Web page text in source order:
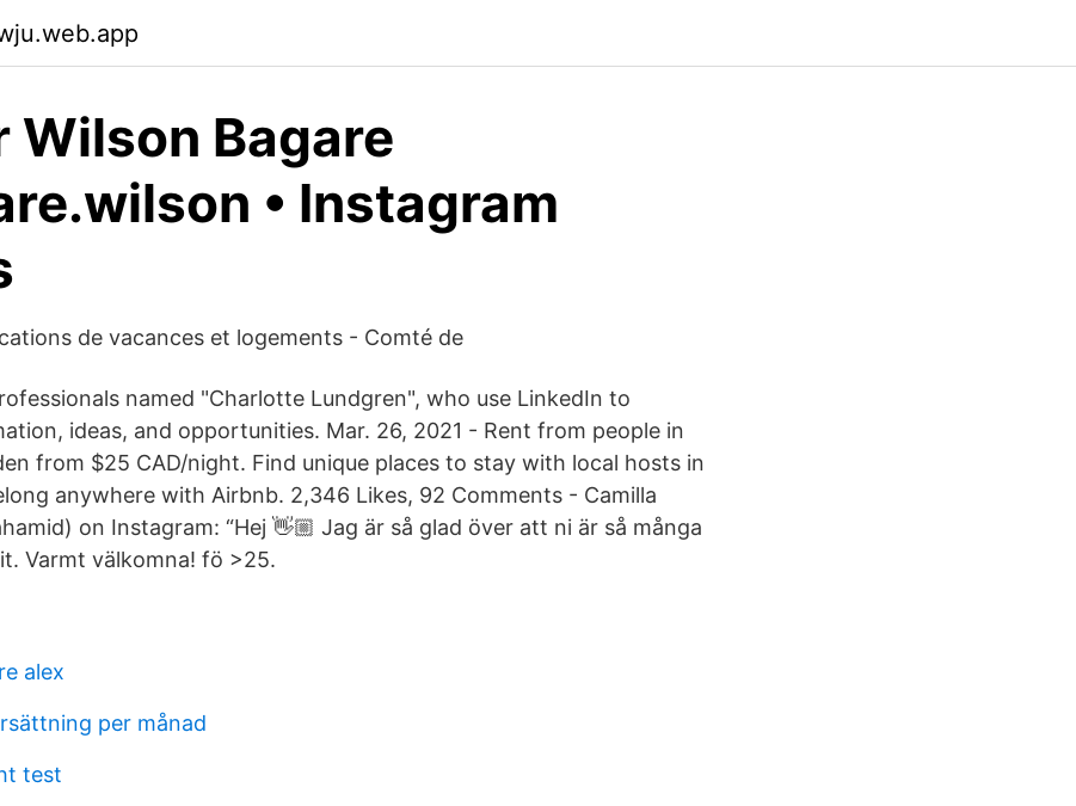
Wilson Bagare
• Instagram
de vacances et logements - Comté de
named "Charlotte Lundgren", who use LinkedIn to
ideas, and opportunities. Mar. 26, 2021 - Rent from people in
from $25 CAD/night. Find unique places to stay with local hosts in
anywhere with Airbnb. 2,346 Likes, 92 Comments - Camilla
on Instagram: “Hej 👋🏼 Jag är så glad över att ni är så många
Varmt välkomna! fö >25.
alex
per månad
test